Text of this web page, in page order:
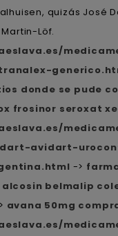
quizás José
Löf.
donde se pude
frosinor seroxat
avidart-
->
belmalip
avana 50mg